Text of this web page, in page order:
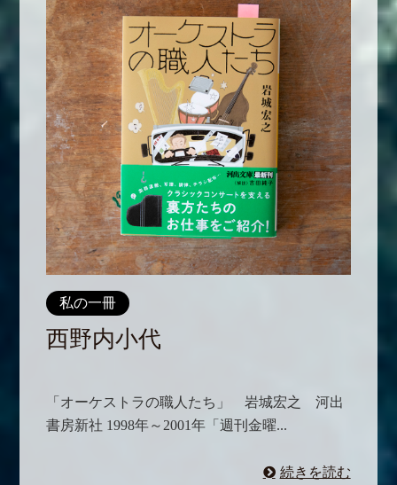
私の一冊
西野内小代
「オーケストラの職人たち」 岩城宏之 河出
書房新社 1998年～2001年「週刊金曜...
続きを読む